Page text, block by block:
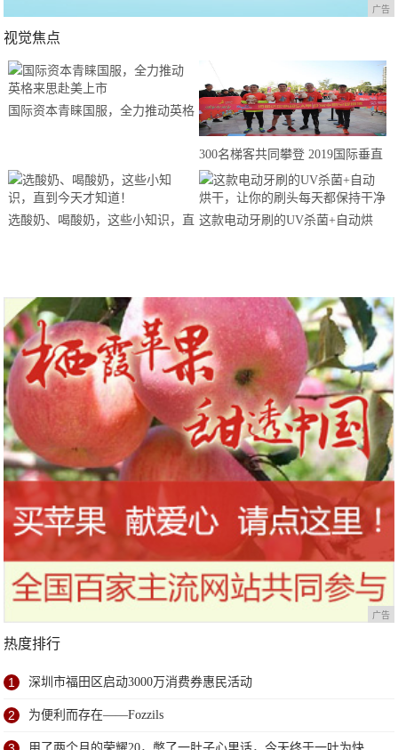
广告
视觉焦点
国际资本青睐国服，全力推动英格
300名梯客共同攀登 2019国际垂直
马拉松超级精英赛顺德海骏达中心
站欢乐开跑
选酸奶、喝酸奶，这些小知识，直 这款电动牙刷的UV杀菌+自动烘
广告
热度排行
1 深圳市福田区启动3000万消费券惠民活动
2 为便利而存在——Fozzils